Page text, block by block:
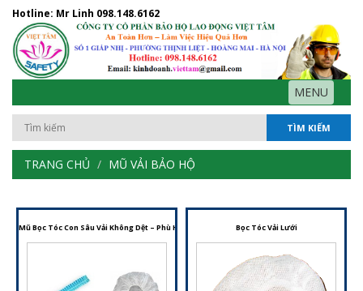
Hotline: Mr Linh 098.148.6162
MENU
TÌM KIẾM
TRANG CHỦ MŨ VẢI BẢO HỘ
Mũ Bọc Tóc Con Sâu Vải Không Dệt – Phù Hợp Cho Phòng Sạch, Y Tế Và Chế Biến Thực Phẩm
Bọc Tóc Vải Lưới